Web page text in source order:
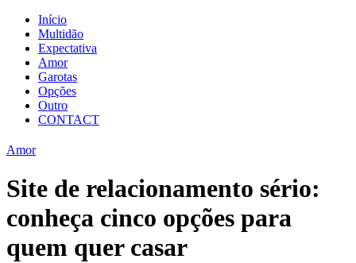
Início
Multidão
Expectativa
Amor
Garotas
Opções
Outro
CONTACT
Amor
Site de relacionamento sério:
conheça cinco opções para
quem quer casar